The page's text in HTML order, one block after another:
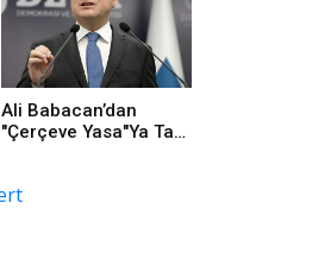
Ali Babacan’dan
"Çerçeve Yasa"ya Tam